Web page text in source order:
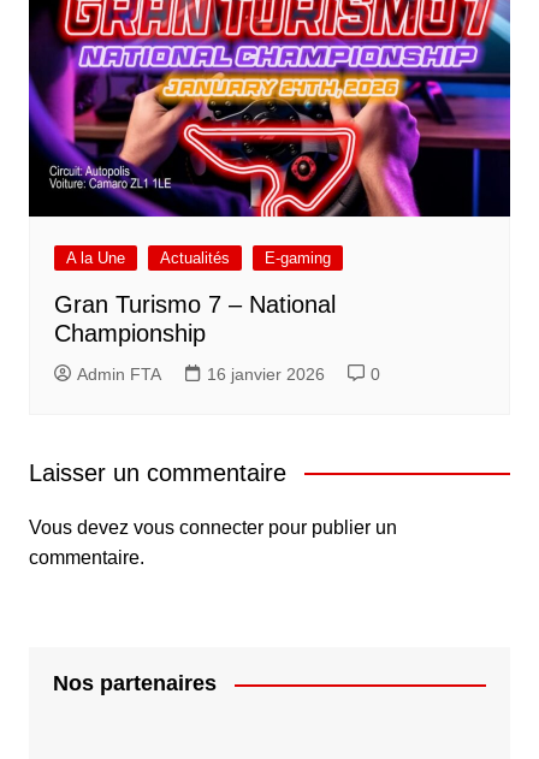
A la Une Actualités E-gaming
Gran Turismo 7 – National
Championship
Admin FTA 16 janvier 2026 0
Laisser un commentaire
Vous devez vous connecterpour publier un
commentaire.
Nos partenaires